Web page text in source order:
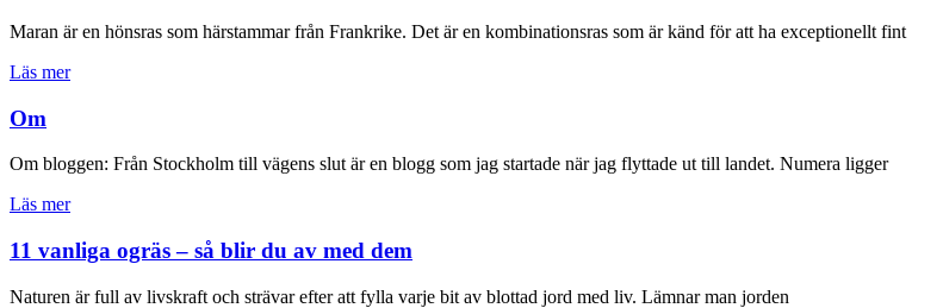
Maran är en hönsras som härstammar från Frankrike. Det är en kombinationsras som är känd för att ha exceptionellt fint
Läs mer
Om
Om bloggen: Från Stockholm till vägens slut är en blogg som jag startade när jag flyttade ut till landet. Numera ligger
Läs mer
11 vanliga ogräs – så blir du av med dem
Naturen är full av livskraft och strävar efter att fylla varje bit av blottad jord med liv. Lämnar man jorden